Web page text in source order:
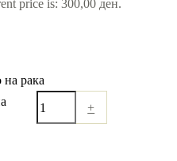
price is: 300,00 ден.
рака
+